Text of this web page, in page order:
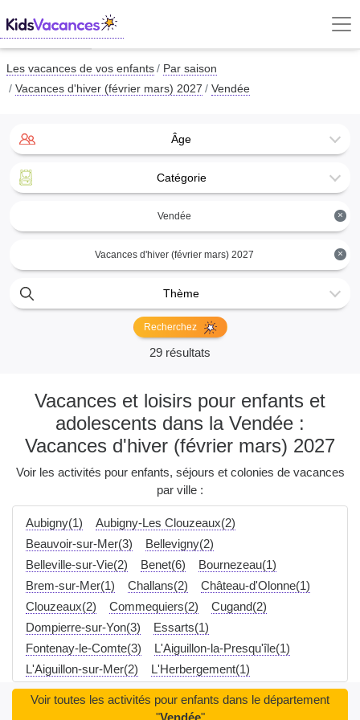
Les vacances de vos enfants
Par saison
Vacances d'hiver (février mars) 2027
Vendée
Âge
Catégorie
×
Vendée
×
Vacances d'hiver (février mars) 2027
Thème
Recherchez
29 résultats
Vacances et loisirs pour enfants et
adolescents dans la Vendée :
Vacances d'hiver (février mars) 2027
Voir les activités pour enfants, séjours et colonies de vacances
par ville :
Aubigny(1)
Aubigny-Les Clouzeaux(2)
Beauvoir-sur-Mer(3)
Bellevigny(2)
Belleville-sur-Vie(2)
Benet(6)
Bournezeau(1)
Brem-sur-Mer(1)
Challans(2)
Château-d'Olonne(1)
Clouzeaux(2)
Commequiers(2)
Cugand(2)
Dompierre-sur-Yon(3)
Essarts(1)
Fontenay-le-Comte(3)
L'Aiguillon-la-Presqu'île(1)
L'Aiguillon-sur-Mer(2)
L'Herbergement(1)
L'Île-d'Olonne(1)
La Bruffière(1)
La Châtaigneraie(4)
Voir toutes les activités pour enfants dans le département